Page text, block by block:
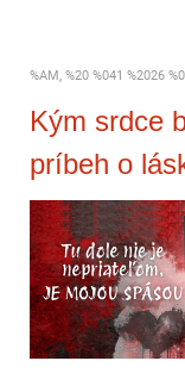
%AM, %20 %041 %2026
Kým srdce
príbeh o